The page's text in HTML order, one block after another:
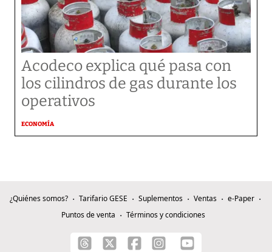
Acodeco explica qué pasa con
los cilindros de gas durante los
operativos
ECONOMÍA
¿Quiénes somos? Tarifario GESE Suplementos Ventas
e-Paper
Puntos de venta
Términos y condiciones